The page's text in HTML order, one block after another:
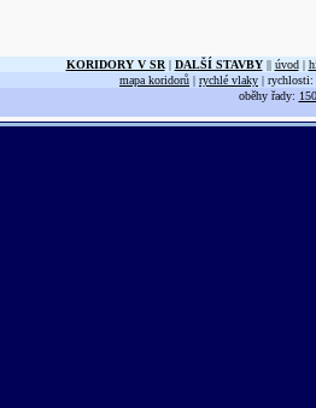
KORIDORY V SR| DALŠÍ STAVBY|| úvod|
mapa koridorů | rychlé vlaky | rychlosti:
oběhy řady: